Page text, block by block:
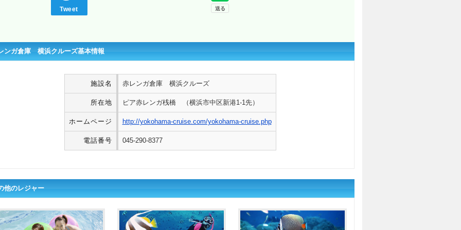
Tweet
ンガ倉庫 横浜クルーズ基本情報
施設名 赤レンガ倉庫 横浜クルーズ
所在地 ピア赤レンガ桟橋 （横浜市中区新港1-1先）
ホームページ http://yokohama-cruise.com/yokohama-cruise.php
電話番号 045-290-8377
他のレジャー